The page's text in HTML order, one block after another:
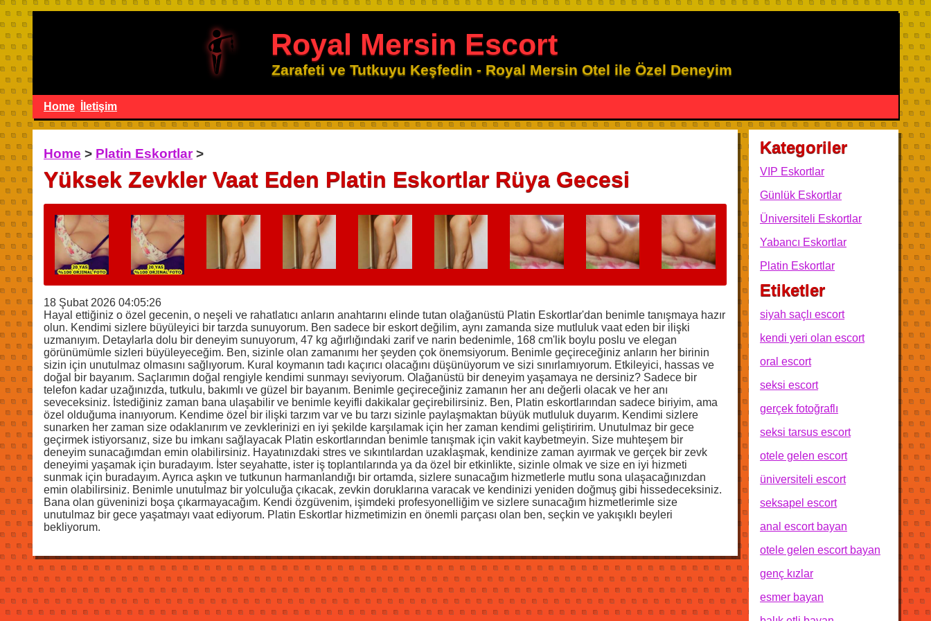
Royal Mersin Escort
Zarafeti ve Tutkuyu Keşfedin - Royal Mersin Otel ile Özel Deneyim
Home İletişim
Home > Platin Eskortlar>
Yüksek Zevkler Vaat Eden Platin Eskortlar Rüya Gecesi
18 Şubat 2026 04:05:26
Hayal ettiğiniz o özel gecenin, o neşeli ve rahatlatıcı anların anahtarını elinde tutan olağanüstü Platin Eskortlar'dan benimle tanışmaya hazır
olun. Kendimi sizlere büyüleyici bir tarzda sunuyorum. Ben sadece bir eskort değilim, aynı zamanda size mutluluk vaat eden bir ilişki
uzmanıyım. Detaylarla dolu bir deneyim sunuyorum, 47 kg ağırlığındaki zarif ve narin bedenimle, 168 cm'lik boylu poslu ve elegan
görünümümle sizleri büyüleyeceğim. Ben, sizinle olan zamanımı her şeyden çok önemsiyorum. Benimle geçireceğiniz anların her birinin
sizin için unutulmaz olmasını sağlıyorum. Kural koymanın tadı kaçırıcı olacağını düşünüyorum ve sizi sınırlamıyorum. Etkileyici, hassas ve
doğal bir bayanım. Saçlarımın doğal rengiyle kendimi sunmayı seviyorum. Olağanüstü bir deneyim yaşamaya ne dersiniz? Sadece bir
telefon kadar uzağınızda, tutkulu, bakımlı ve güzel bir bayanım. Benimle geçireceğiniz zamanın her anı değerli olacak ve her anı
seveceksiniz. İstediğiniz zaman bana ulaşabilir ve benimle keyifli dakikalar geçirebilirsiniz. Ben, Platin eskortlarından sadece biriyim, ama
özel olduğuma inanıyorum. Kendime özel bir ilişki tarzım var ve bu tarzı sizinle paylaşmaktan büyük mutluluk duyarım. Kendimi sizlere
sunarken her zaman size odaklanırım ve zevklerinizi en iyi şekilde karşılamak için her zaman kendimi geliştiririm. Unutulmaz bir gece
geçirmek istiyorsanız, size bu imkanı sağlayacak Platin eskortlarından benimle tanışmak için vakit kaybetmeyin. Size muhteşem bir
deneyim sunacağımdan emin olabilirsiniz. Hayatınızdaki stres ve sıkıntılardan uzaklaşmak, kendinize zaman ayırmak ve gerçek bir zevk
deneyimi yaşamak için buradayım. İster seyahatte, ister iş toplantılarında ya da özel bir etkinlikte, sizinle olmak ve size en iyi hizmeti
sunmak için buradayım. Ayrıca aşkın ve tutkunun harmanlandığı bir ortamda, sizlere sunacağım hizmetlerle mutlu sona ulaşacağınızdan
emin olabilirsiniz. Benimle unutulmaz bir yolculuğa çıkacak, zevkin doruklarına varacak ve kendinizi yeniden doğmuş gibi hissedeceksiniz.
Bana olan güveninizi boşa çıkarmayacağım. Kendi özgüvenim, işimdeki profesyonelliğim ve sizlere sunacağım hizmetlerimle size
unutulmaz bir gece yaşatmayı vaat ediyorum. Platin Eskortlar hizmetimizin en önemli parçası olan ben, seçkin ve yakışıklı beyleri
bekliyorum.
Kategoriler
VIP Eskortlar
Günlük Eskortlar
Üniversiteli Eskortlar
Yabancı Eskortlar
Platin Eskortlar
Etiketler
siyah saçlı escort
kendi yeri olan escort
oral escort
seksi escort
gerçek fotoğraflı
seksi tarsus escort
otele gelen escort
üniversiteli escort
seksapel escort
anal escort bayan
otele gelen escort bayan
genç kızlar
esmer bayan